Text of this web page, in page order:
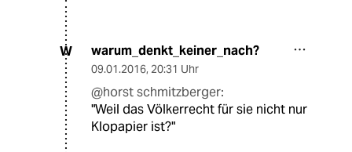
W warum_denkt_keiner_nach?
09.01.2016, 20:31 Uhr
@horst schmitzberger:
"Weil das Völkerrecht für sie nicht nur
Klopapier ist?"